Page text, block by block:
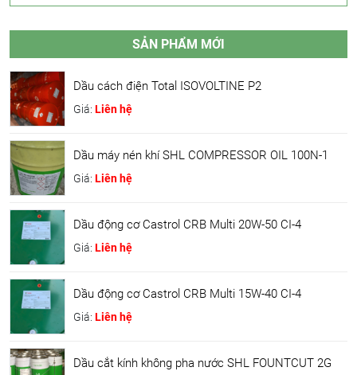
SẢN PHẨM MỚI
Dầu cách điện Total ISOVOLTINE P2
Giá: Liên hệ
Dầu máy nén khí SHL COMPRESSOR OIL 100N-1
Giá: Liên hệ
Dầu động cơ Castrol CRB Multi 20W-50 CI-4
Giá: Liên hệ
Dầu động cơ Castrol CRB Multi 15W-40 CI-4
Giá: Liên hệ
Dầu cắt kính không pha nước SHL FOUNTCUT 2G